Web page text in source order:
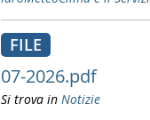
FILE
07-2026.pdf
Si trova in Notizie